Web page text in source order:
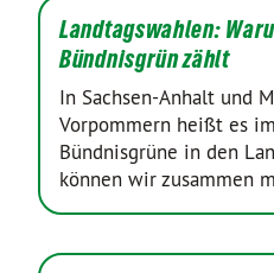
Landtagswahlen:
Bündnisgrün zählt
In Sachsen-Anhalt und
Vorpommern heißt es
Bündnisgrüne in den
können wir zusammen